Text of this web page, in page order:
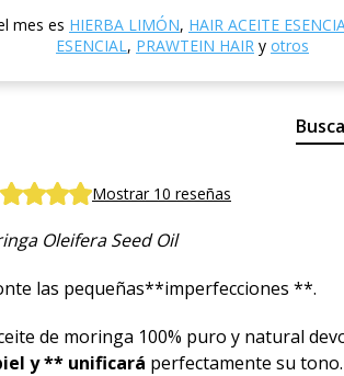
mes es HIERBA LIMÓN, HAIR ACEITE
ESENCIAL, PRAWTEIN HAIR y otros
piel Aceites cosméticos Aceite de
de Moringa
COSMÉTICO 100% PURO Y NATURAL
Mostrar 10 reseñas
Oleifera Seed Oil
las pequeñas**imper­fecciones **.
de moringa 100% puro y natural
y ** unificará perfectamente su tono.